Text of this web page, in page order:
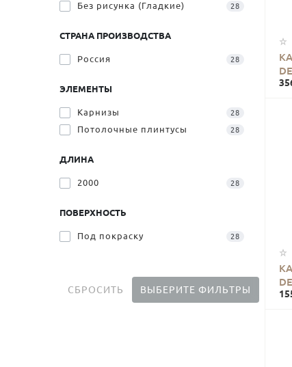
Без рисунка (Гладкие) 28
СТРАНА ПРОИЗВОДСТВА
Россия 28
ЭЛЕМЕНТЫ
Карнизы 28
Потолочные плинтусы 28
ДЛИНА
2000 28
ПОВЕРХНОСТЬ
Под покраску 28
СБРОСИТЬ ВЫБЕРИТЕ ФИЛЬТРЫ